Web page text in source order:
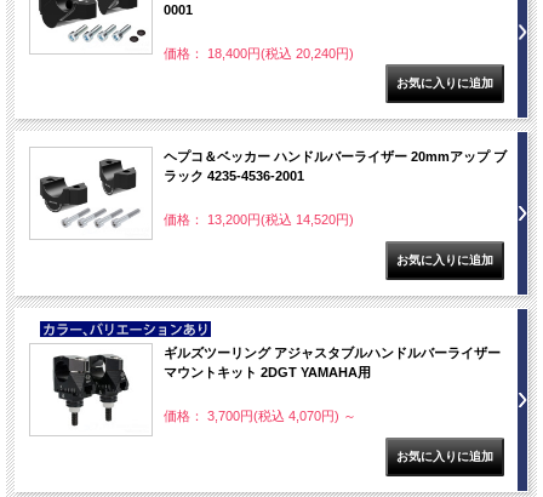
0001
価格： 18,400円(税込 20,240円)
ヘプコ＆ベッカー ハンドルバーライザー 20mmアップ ブ
ラック 4235-4536-2001
価格： 13,200円(税込 14,520円)
NEW
ギルズツーリング アジャスタブルハンドルバーライザー
マウントキット 2DGT YAMAHA用
価格： 3,700円(税込 4,070円) ～